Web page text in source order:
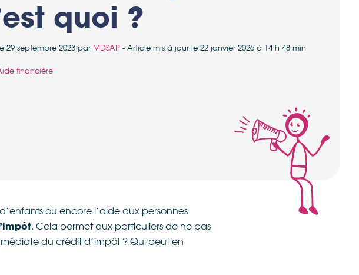
quoi ?
29 septembre 2023 par MDSAP - Article mis à jour le 22 janvier 2026 à 14 h 48 min
financière
ou encore l’aide aux personnes
. Cela permet aux particuliers de ne pas
du crédit d’impôt ? Qui peut en